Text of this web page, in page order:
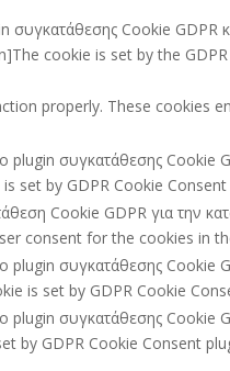
συγκατάθεσης Cookie GDPR
cookie is set by the
properly. These cookies
plugin συγκατάθεσης Cookie
is set by GDPR Cookie
Cookie GDPR για την
consent for the cookies in
plugin συγκατάθεσης Cookie
is set by GDPR Cookie
plugin συγκατάθεσης Cookie
by GDPR Cookie Consent